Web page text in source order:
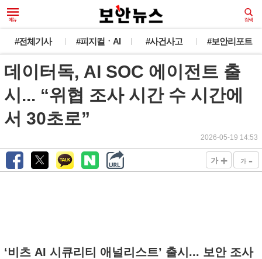
#전체기사 #피지컬ㆍAI #사건사고 #보안리포트
데이터독, AI SOC 에이전트 출
시... “위협 조사 시간 수 시간에
서 30초로”
2026-05-19 14:53
가 + 가 -
‘비츠 AI 시큐리티 애널리스트’ 출시... 보안 조사